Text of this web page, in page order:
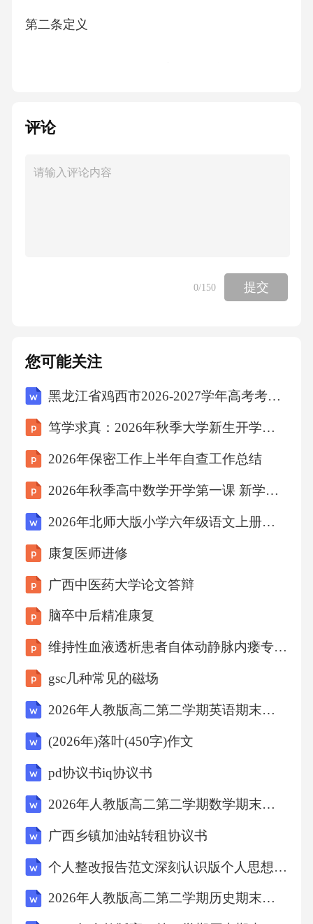
第二条定义
（包括个人信息、商业秘密等）被非法获取、
3.敏感数据：指根据《网络安全法》《数据安全
护的数据，如个人信息、财务数据、知识产权
4.应急响应计划：指双方共同制定的可操作流
程，明确应急响应的启动条件、响应级别、职
责分工及处置步骤。
5.威胁情报：指关于潜在数据泄露风险及攻击手
潜在影响等。
第三条双方权利与义务
1.甲方的权力与义务：
(1)权力：甲方有权要求乙方按照协议约定提供
应急响应服务，并对乙方的服务过程及结果进
行监督和评估；甲方有权获取乙方提供的应急
响应报告及改进建议；在应急响应过程中，甲
方有权根据实际情况调整响应策略。
(2)义务：甲方应向乙方提供必要的数据访问权
限、技术环境说明及业务背景资料，确保乙方
能够有效开展应急响应工作；甲方应指定专门
评论
0/150 提交
您可能关注
黑龙江省鸡西市2026-2027学年高考考前提分物理仿真卷（含答案解析）
笃学求真：2026年秋季大学新生开学第一课
2026年保密工作上半年自查工作总结
2026年秋季高中数学开学第一课 新学期学习规划教学设计
2026年北师大版小学六年级语文上册第5单元《草船借箭》说课教案
康复医师进修
广西中医药大学论文答辩
脑卒中后精准康复
维持性血液透析患者自体动静脉内瘘专项综合管理方案的构建及应用
gsc几种常见的磁场
2026年人教版高二第二学期英语期末经典模拟真题试卷（附答案可下载）
(2026年)落叶(450字)作文
pd协议书iq协议书
2026年人教版高二第二学期数学期末核心素养测评试卷（附答案可下载）
广西乡镇加油站转租协议书
个人整改报告范文深刻认识版个人思想认识方面2026(2篇)
2026年人教版高二第二学期历史期末自我检测模拟试卷（附答案可下载）